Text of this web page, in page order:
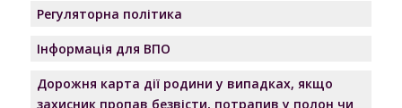
Регуляторна політика
Інформація для ВПО
Дорожня карта дії родини у випадках, якщо
захисник пропав безвісти, потрапив у полон чи